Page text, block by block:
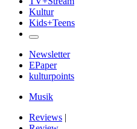
Kultur
Kids+Teens
Newsletter
EPaper
kulturpoints
Musik
Reviews |